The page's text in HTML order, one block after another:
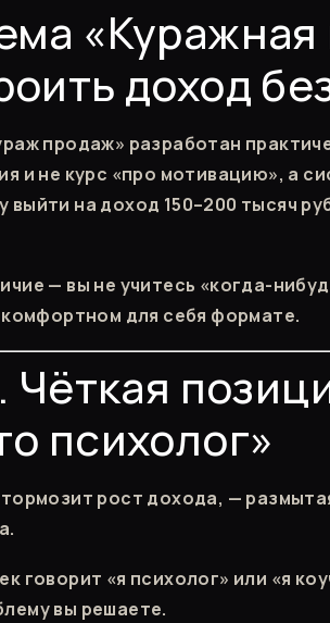
«Куражная
доход
продаж» разработан
и не курс «про мотивацию», а
выйти на доход 150–200 тысяч
— вы не учитесь «когда-
комфортном для себя формате.
Чёткая
психолог»
рост дохода, —
говорит «я психолог» или «я
вы решаете.